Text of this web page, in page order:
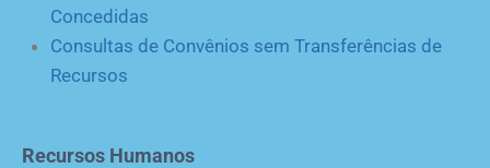
Concedidas
Consultas de Convênios sem Transferências de
Recursos
Recursos Humanos